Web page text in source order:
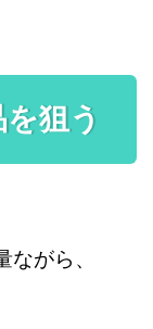
狙う
がら、